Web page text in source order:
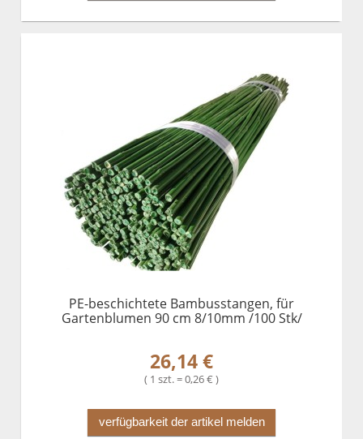
PE-beschichtete Bambusstangen, für
Gartenblumen 90 cm 8/10mm /100 Stk/
26,14 €
( 1 szt. = 0,26 € )
verfügbarkeit der artikel melden